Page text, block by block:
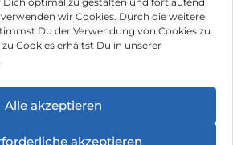
wir Cookies. Durch die weitere
Du der Verwendung von Cookies zu.
Cookies erhältst Du in unserer
Alle akzeptieren
akzeptieren